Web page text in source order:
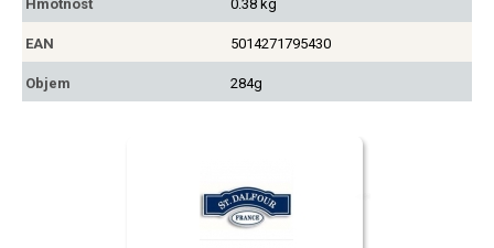
Hmotnosť 0.38 kg
EAN 5014271795430
Objem 284g